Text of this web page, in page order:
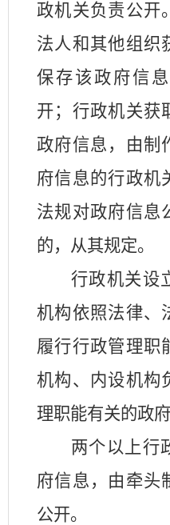
政机关负责公开
法人和其他组织
保存该政府信
开；行政机关获
政府信息，由制
府信息的行政机
法规对政府信息
的，从其规定。
行政机关设
机构依照法律、
履行行政管理职
机构、内设机构
理职能有关的政
两个以上行
府信息，由牵头
公开。